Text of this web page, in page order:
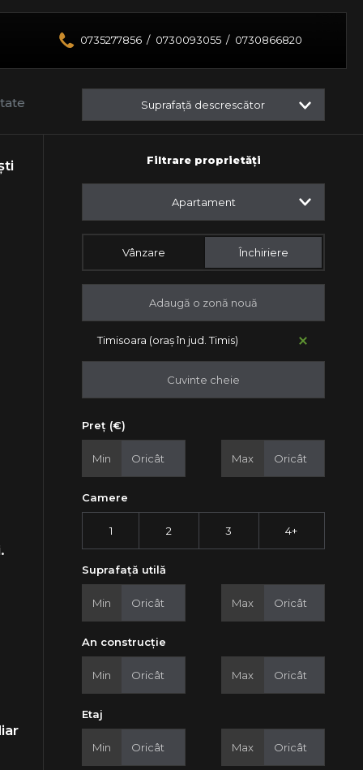
0735277856 / 0730093055 / 0730866820
Suprafață descrescător
Filtrare proprietăți
Apartament
Vânzare Închiriere
Timisoara (oraș în jud. Timis)
Preț (€)
Min Max
Camere
1 2 3 4+
Suprafață utilă
Min Max
An construcție
Min Max
Etaj
Min Max